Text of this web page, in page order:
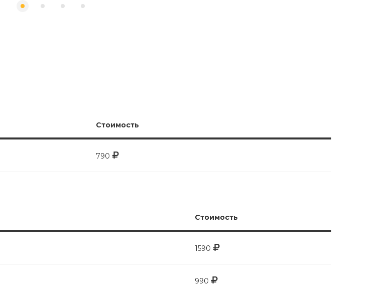
Стоимость
790
Стоимость
1590
990